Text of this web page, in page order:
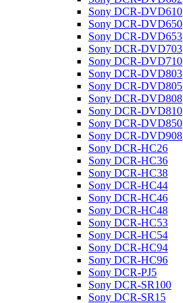
Sony DCR-DVD610
Sony DCR-DVD650
Sony DCR-DVD653
Sony DCR-DVD703
Sony DCR-DVD710
Sony DCR-DVD803
Sony DCR-DVD805
Sony DCR-DVD808
Sony DCR-DVD810
Sony DCR-DVD850
Sony DCR-DVD908
Sony DCR-HC26
Sony DCR-HC36
Sony DCR-HC38
Sony DCR-HC44
Sony DCR-HC46
Sony DCR-HC48
Sony DCR-HC53
Sony DCR-HC54
Sony DCR-HC94
Sony DCR-HC96
Sony DCR-PJ5
Sony DCR-SR100
Sony DCR-SR15